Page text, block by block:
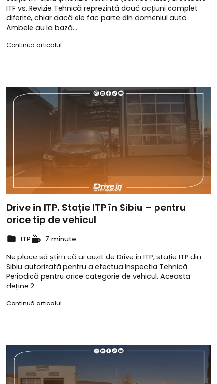
ITP vs. Revizie Tehnică reprezintă două acțiuni complet
diferite, chiar dacă ele fac parte din domeniul auto.
Ambele au la bază…
Continuă articolul...
Drive in ITP. Stație ITP în Sibiu – pentru
orice tip de vehicul
ITP
7 minute
Ne place să știm că ai auzit de Drive in ITP, stație ITP din
Sibiu autorizată pentru a efectua Inspecția Tehnică
Periodică pentru orice categorie de vehicul. Aceasta
deține 2…
Continuă articolul...